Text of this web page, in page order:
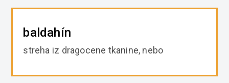
baldahín
streha iz dragocene tkanine, nebo